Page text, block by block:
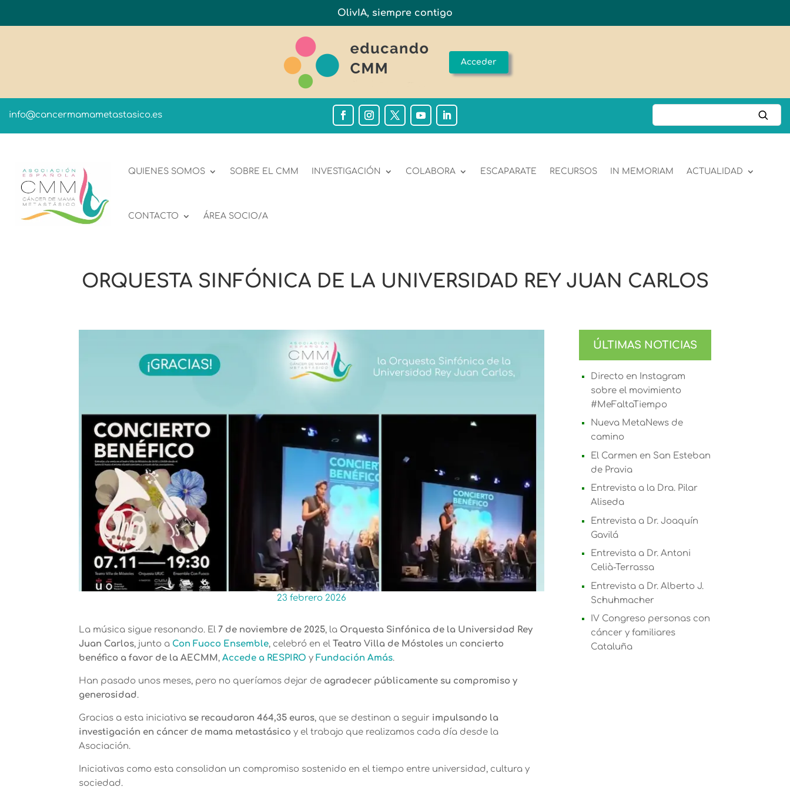
OlivIA, siempre contigo
Acceder
info@cancermamametastasico.es
QUIENES SOMOS SOBRE EL CMM INVESTIGACIÓN COLABORA ESCAPARATE RECURSOS IN MEMORIAM ACTUALIDAD
CONTACTO ÁREA SOCIO/A
ORQUESTA SINFÓNICA DE LA UNIVERSIDAD REY JUAN CARLOS
23 febrero 2026
La música sigue resonando. El7 de noviembre de 2025, la Orquesta Sinfónica de la Universidad Rey
Juan Carlos, junto a Con Fuoco Ensemble, celebró en elTeatro Villa de Móstoles un concierto
benéfico a favor de la AECMM,Accede a RESPIRO yFundación Amás.
Han pasado unos meses, pero no queríamos dejar de agradecer públicamente su compromiso y
generosidad.
Gracias a esta iniciativa se recaudaron 464,35 euros, que se destinan a seguir impulsando la
investigación en cáncer de mama metastásico y el trabajo que realizamos cada día desde la
Asociación.
Iniciativas como esta consolidan un compromiso sostenido en el tiempo entre universidad, cultura y
sociedad.
ÚLTIMAS NOTICIAS
Directo en Instagram
sobre el movimiento
#MeFaltaTiempo
Nueva MetaNews de
camino
El Carmen en San Esteban
de Pravia
Entrevista a la Dra. Pilar
Aliseda
Entrevista a Dr. Joaquín
Gavilá
Entrevista a Dr. Antoni
Celià-Terrassa
Entrevista a Dr. Alberto J.
Schuhmacher
IV Congreso personas con
cáncer y familiares
Cataluña